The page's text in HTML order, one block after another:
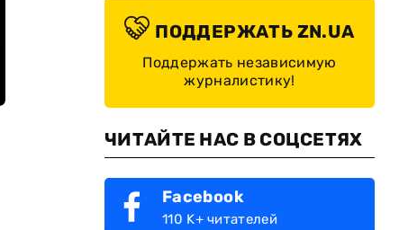
ПОДДЕРЖАТЬ ZN.UA
Поддержать независимую
журналистику!
ЧИТАЙТЕ НАС В СОЦСЕТЯХ
Facebook
110 K+ читателей